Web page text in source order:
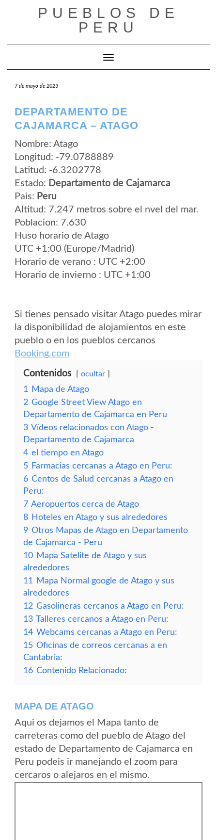
PUEBLOS DE
PERU
Cambiar modo de navegación
7 de mayo de 2023
DEPARTAMENTO DE
CAJAMARCA – ATAGO
Nombre: Atago
Longitud: -79.0788889
Latitud: -6.3202778
Estado: Departamento de Cajamarca
Pais: Peru
Altitud: 7.247 metros sobre el nvel del mar.
Poblacion: 7.630
Huso horario de Atago
UTC +1:00 (Europe/Madrid)
Horario de verano : UTC +2:00
Horario de invierno : UTC +1:00
Si tienes pensado visitar Atago puedes mirar
la disponibilidad de alojamientos en este
pueblo o en los pueblos cercanos
Booking.com
Contenidos ocultar
1
Mapa de Atago
2 Google Street View Atago en
Departamento de Cajamarca en Peru
3 Vídeos relacionados con Atago -
Departamento de Cajamarca
4 el tiempo en Atago
5 Farmacias cercanas a Atago en Peru:
6 Centos de Salud cercanas a Atago en
Peru:
7 Aeropuertos cerca de Atago
8 Hoteles en Atago y sus alrededores
9 Otros Mapas de Atago en Departamento
de Cajamarca - Peru
10 Mapa Satelite de Atago y sus
alrededores
11
Mapa Normal google de Atago y sus
alrededores
12 Gasolineras cercanos a Atago en Peru:
13 Talleres cercanos a Atago en Peru:
14 Webcams cercanas a Atago en Peru:
15 Oficinas de correos cercanas a en
Cantabria:
16 Contenido Relacionado:
MAPA DE ATAGO
Aqui os dejamos el Mapa tanto de
carreteras como del pueblo de Atago del
estado de Departamento de Cajamarca en
Peru podeis ir manejando el zoom para
cercaros o alejaros en el mismo.